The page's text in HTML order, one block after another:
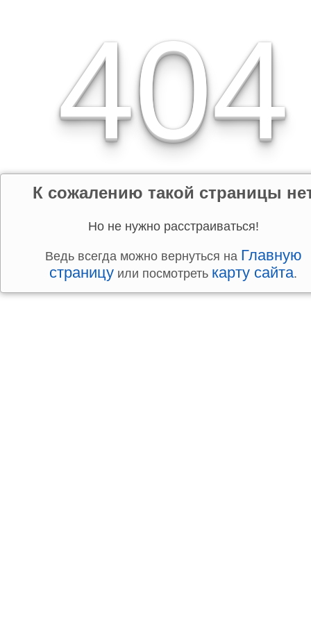
404
К сожалению такой страницы
Но не нужно расстраиваться!
Ведь всегда можно вернуться на Главную
страницу или посмотреть карту сайта.